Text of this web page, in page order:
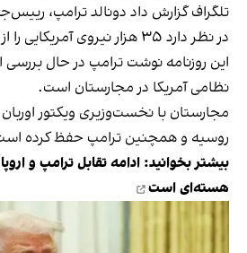
تلگراف گزارش داد دونالد ترامپ،
در نظر دارد ۳۵ هزار نیروی آمریکایی را از آلمان خارج کند.
این روزنامه نوشت ترامپ در حال
نظامی آمریکا در مجارستان است.
مجارستان با نخست‌وزیری ویکتور اوربان
روسیه و همچنین ترامپ حفظ کرده
بیشتر بخوانید: ادامه تقابل ترامپ و
هسته‌ای است